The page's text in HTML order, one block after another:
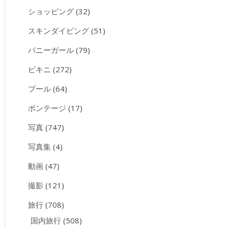
ショッピング (32)
スキンダイビング (51)
バニーガール (79)
ビキニ (272)
プール (64)
ボンテージ (17)
写真 (747)
写真集 (4)
動画 (47)
撮影 (121)
旅行 (708)
国内旅行 (508)